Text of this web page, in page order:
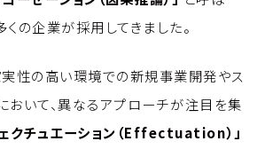
の企業が採用してきました。
実性の高い環境での新規事業開発やス
おいて、異なるアプローチが注目を集
ェクチュエーション（Effectuation）」